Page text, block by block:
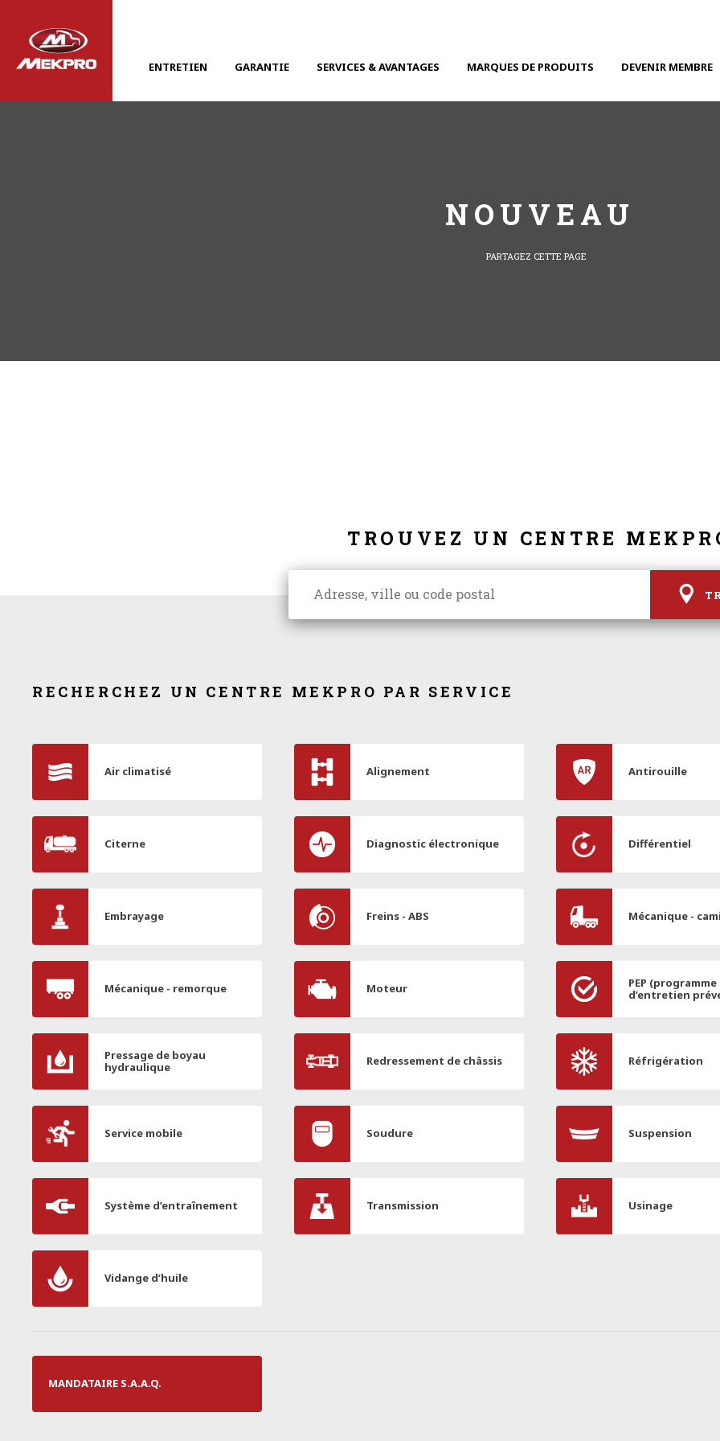
ENTRETIEN GARANTIE SERVICES & AVANTAGES MARQUES DE PRODUITS DEVENIR MEMBRE
NOUVEAU
PARTAGEZ CETTE PAGE
TROUVEZ UN CENTRE
RECHERCHEZ UN CENTRE MEKPRO PAR SERVICE
Air climatisé Alignement Antirouille
Citerne Diagnostic électronique Différentiel
Embrayage Freins - ABS Mécanique -
Mécanique - remorque Moteur
PEP (programme
d’entretien
Pressage de boyau
hydraulique
Redressement de châssis Réfrigération
Service mobile Soudure Suspension
Système d’entraînement Transmission Usinage
Vidange d’huile
MANDATAIRE S.A.A.Q.